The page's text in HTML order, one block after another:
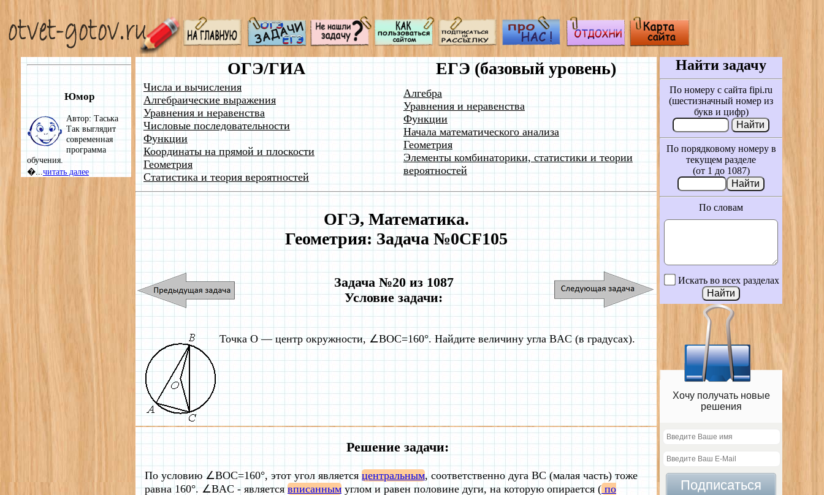
Юмор
Автор: Таська
Так выглядит
современная
программа
обучения.
�...читать далее
ОГЭ/ГИА ЕГЭ (базовый уровень)
Числа и вычисления
Алгебраические выражения
Уравнения и неравенства
Числовые последовательности
Функции
Координаты на прямой и плоскости
Геометрия
Статистика и теория вероятностей
Алгебра
Уравнения и неравенства
Функции
Начала математического анализа
Геометрия
Элементы комбинаторики, статистики и теории
вероятностей
ОГЭ, Математика.
Геометрия: Задача №0CF105
Задача №20 из 1087
Условие задачи:
Точка О — центр окружности, ∠BOC=160°. Найдите величину угла BAC (в градусах).
Решение задачи:
По условию ∠BOC=160°, этот угол являетсяцентральным, соответственно дуга ВC (малая часть) тоже
равна 160°. ∠BAC - являетсявписанным углом и равен половине дуги, на которую опирается (по
Найти задачу
По номеру с сайта fipi.ru
(шестизначный номер из
букв и цифр)
По порядковому номеру в
текущем разделе
(от 1 до 1087)
По словам
Искать во всех разделах
Хочу получать новые
решения
Подписаться